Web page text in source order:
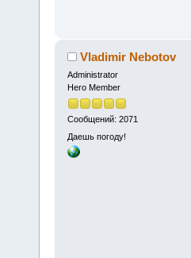
Vladimir Nebotov
Administrator
Hero Member
Сообщений: 2071
Даешь погоду!